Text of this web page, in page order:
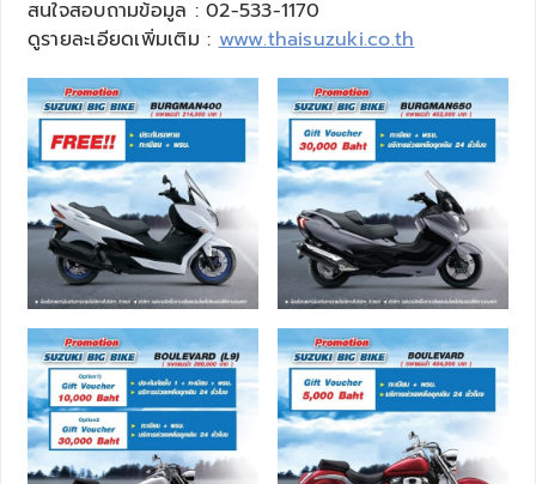
สนใจสอบถามข้อมูล : 02-533-1170
ดูรายละเอียดเพิ่มเติม : www.thaisuzuki.co.th